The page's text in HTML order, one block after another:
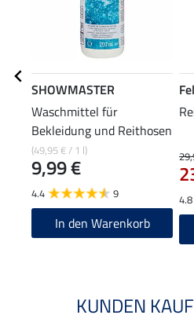
SHOWMASTER
Waschmittel für
Bekleidung und Reithosen
(49,95 € / 1 l)
9,99 €
4.4 9
In den Warenkorb
4.8
KUNDEN